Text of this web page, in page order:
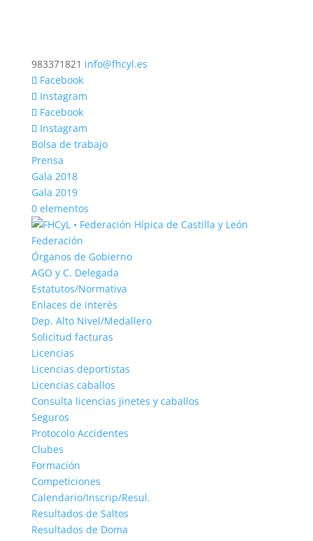
983371821 info@fhcyl.es
Facebook
Instagram
Facebook
Instagram
Bolsa de trabajo
Prensa
Gala 2018
Gala 2019
0 elementos
Federación
Órganos de Gobierno
AGO y C. Delegada
Estatutos/Normativa
Enlaces de interés
Dep. Alto Nivel/Medallero
Solicitud facturas
Licencias
Licencias deportistas
Licencias caballos
Consulta licencias jinetes y caballos
Seguros
Protocolo Accidentes
Clubes
Formación
Competiciones
Calendario/Inscrip/Resul.
Resultados de Saltos
Resultados de Doma